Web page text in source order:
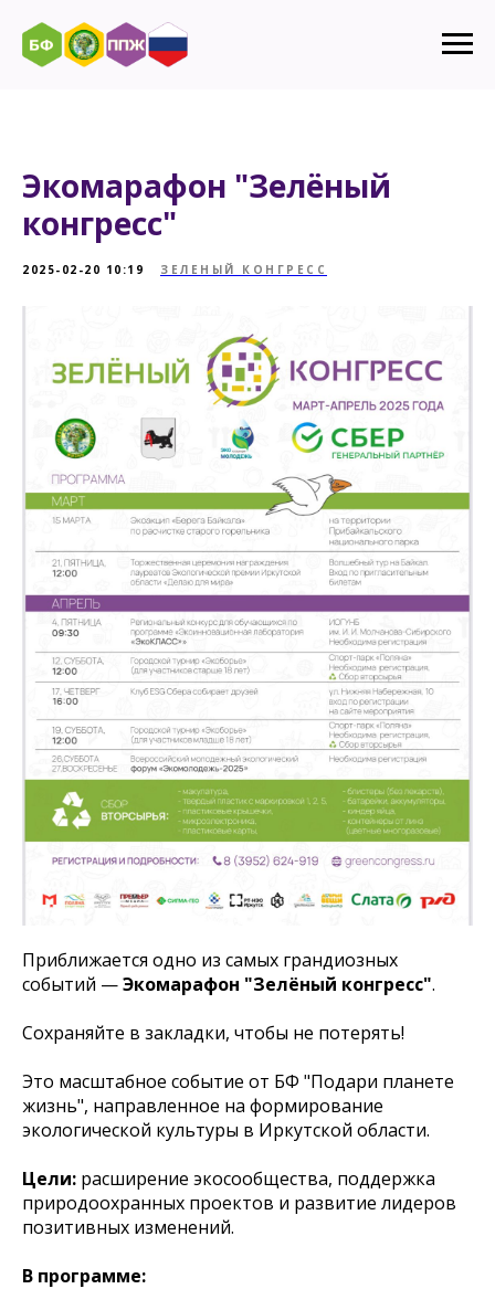
Экомарафон "Зелёный
конгресс"
2025-02-20 10:19 ЗЕЛЕНЫЙ КОНГРЕСС
Приближается одно из самых грандиозных
событий —Экомарафон "Зелёный конгресс".
Сохраняйте в закладки, чтобы не потерять!
Это масштабное событие от БФ "Подари планете
жизнь", направленное на формирование
экологической культуры в Иркутской области.
Цели: расширение экосообщества, поддержка
природоохранных проектов и развитие лидеров
позитивных изменений.
В программе: